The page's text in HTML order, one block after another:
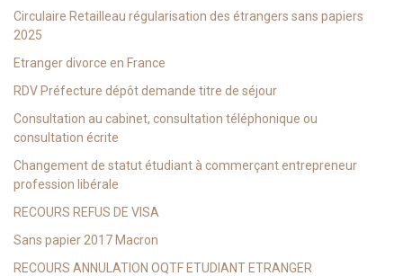
Circulaire Retailleau régularisation des étrangers sans papiers
2025
Etranger divorce en France
RDV Préfecture dépôt demande titre de séjour
Consultation au cabinet, consultation téléphonique ou
consultation écrite
Changement de statut étudiant à commerçant entrepreneur
profession libérale
RECOURS REFUS DE VISA
Sans papier 2017 Macron
RECOURS ANNULATION OQTF ETUDIANT ETRANGER